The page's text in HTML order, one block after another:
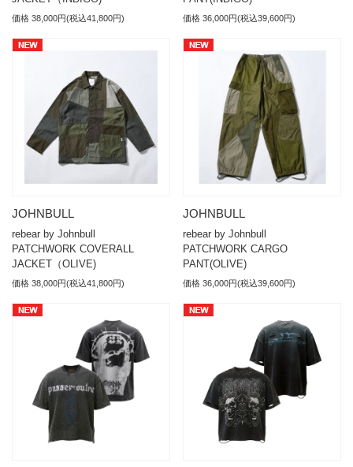
価格 38,000円(税込41,800円) 価格 36,000円(税込39,600円)
JOHNBULL
rebear by Johnbull
PATCHWORK COVERALL
JACKET（OLIVE)
価格 38,000円(税込41,800円)
JOHNBULL
rebear by Johnbull
PATCHWORK CARGO
PANT(OLIVE)
価格 36,000円(税込39,600円)